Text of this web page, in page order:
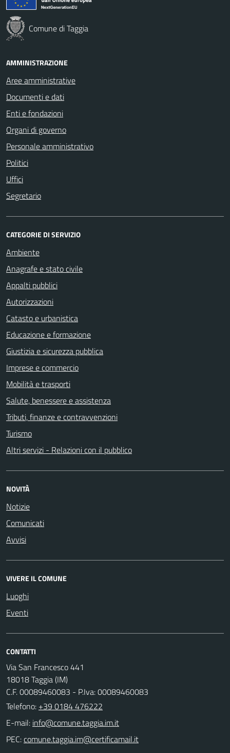
Comune di Taggia
AMMINISTRAZIONE
Aree amministrative
Documenti e dati
Enti e fondazioni
Organi di governo
Personale amministrativo
Politici
Uffici
Segretario
CATEGORIE DI SERVIZIO
Ambiente
Anagrafe e stato civile
Appalti pubblici
Autorizzazioni
Catasto e urbanistica
Educazione e formazione
Giustizia e sicurezza pubblica
Imprese e commercio
Mobilità e trasporti
Salute, benessere e assistenza
Tributi, finanze e contravvenzioni
Turismo
Altri servizi - Relazioni con il pubblico
NOVITÀ
Notizie
Comunicati
Avvisi
VIVERE IL COMUNE
Luoghi
Eventi
CONTATTI
Via San Francesco 441
18018 Taggia (IM)
C.F. 00089460083 - P.Iva: 00089460083
Telefono: +39 0184 476222
E-mail:
PEC: